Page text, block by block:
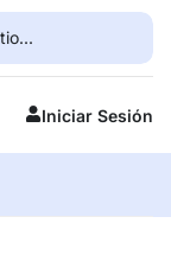
Iniciar Sesión